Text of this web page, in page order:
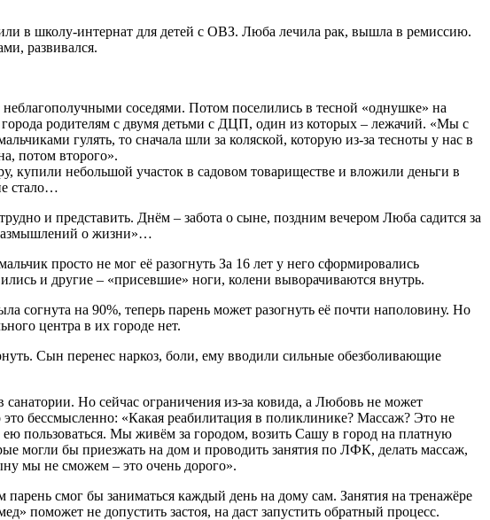
в школу-интернат для детей с ОВЗ. Люба лечила рак, вышла в ремиссию.
развивался.
соседями. Потом поселились в тесной «однушке» на
родителям с двумя детьми с ДЦП, один из которых – лежачий. «Мы с
гулять, то сначала шли за коляской, которую из-за тесноты у нас в
потом второго».
купили небольшой участок в садовом товариществе и вложили деньги в
стало…
и представить. Днём – забота о сыне, поздним вечером Люба садится за
размышлений о жизни»…
просто не мог её разогнуть За 16 лет у него сформировались
и другие – «присевшие» ноги, колени выворачиваются внутрь.
согнута на 90%, теперь парень может разогнуть её почти наполовину. Но
центра в их городе нет.
Сын перенес наркоз, боли, ему вводили сильные обезболивающие
Но сейчас ограничения из-за ковида, а Любовь не может
бессмысленно: «Какая реабилитация в поликлинике? Массаж? Это не
пользоваться. Мы живём за городом, возить Сашу в город на платную
могли бы приезжать на дом и проводить занятия по ЛФК, делать массаж,
мы не сможем – это очень дорого».
смог бы заниматься каждый день на дому сам. Занятия на тренажёре
поможет не допустить застоя, на даст запустить обратный процесс.